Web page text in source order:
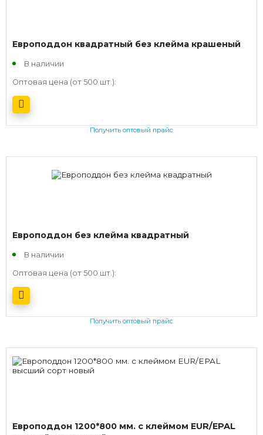
Европоддон квадратный без клейма крашеный
В наличии
Оптовая цена (от 500 шт.):
Получить оптовый прайс
Европоддон без клейма квадратный
В наличии
Оптовая цена (от 500 шт.):
Получить оптовый прайс
Европоддон 1200*800 мм. с клеймом EUR/EPAL